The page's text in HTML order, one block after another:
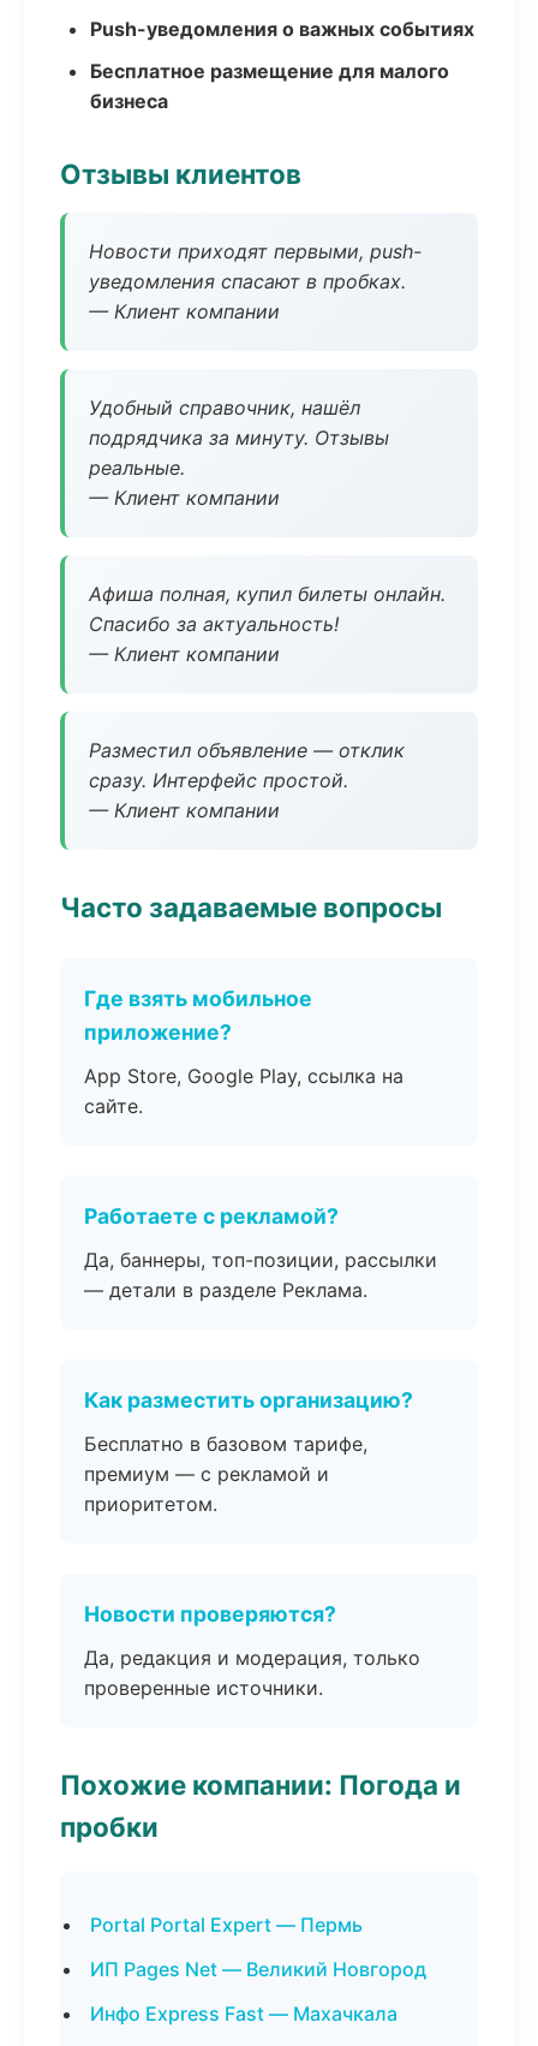
Push-уведомления о важных событиях
Бесплатное размещение для малого
бизнеса
Отзывы клиентов
Новости приходят первыми, push-
уведомления спасают в пробках.
— Клиент компании
Удобный справочник, нашёл
подрядчика за минуту. Отзывы
реальные.
— Клиент компании
Афиша полная, купил билеты онлайн.
Спасибо за актуальность!
— Клиент компании
Разместил объявление — отклик
сразу. Интерфейс простой.
— Клиент компании
Часто задаваемые вопросы
Где взять мобильное
приложение?
App Store, Google Play, ссылка на
сайте.
Работаете с рекламой?
Да, баннеры, топ-позиции, рассылки
— детали в разделе Реклама.
Как разместить организацию?
Бесплатно в базовом тарифе,
премиум — с рекламой и
приоритетом.
Новости проверяются?
Да, редакция и модерация, только
проверенные источники.
Похожие компании: Погода и
пробки
Portal Portal Expert — Пермь
ИП Pages Net — Великий Новгород
Инфо Express Fast — Махачкала